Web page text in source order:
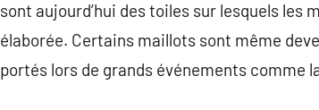
sont aujourd’hui des toiles sur lesquels les
élaborée. Certains maillots sont même
portés lors de grands événements comme